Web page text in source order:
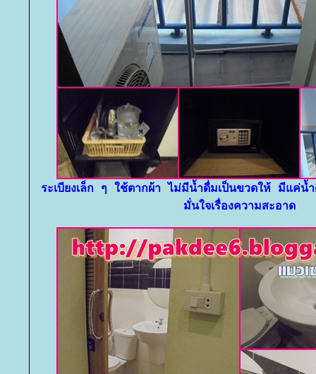
ระเบียงเล็ก ๆ ใช้ตากผ้า ไม่มีน้ำดื่มเป็นขวดให้ มีแค่น้
มั่นใจเรื่องความสะอาด